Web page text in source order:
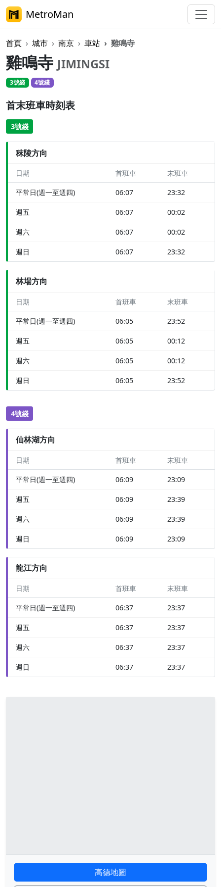
MetroMan
首頁 城市 南京 車站 雞鳴寺
雞鳴寺 JIMINGSI
3號綫 4號綫
首末班車時刻表
3號綫
秣陵方向
日期 首班車 末班車
平常日(週一至週四) 06:07 23:32
週五 06:07 00:02
週六 06:07 00:02
週日 06:07 23:32
林場方向
日期 首班車 末班車
平常日(週一至週四) 06:05 23:52
週五 06:05 00:12
週六 06:05 00:12
週日 06:05 23:52
4號綫
仙林湖方向
日期 首班車 末班車
平常日(週一至週四) 06:09 23:09
週五 06:09 23:39
週六 06:09 23:39
週日 06:09 23:09
龍江方向
日期 首班車 末班車
平常日(週一至週四) 06:37 23:37
週五 06:37 23:37
週六 06:37 23:37
週日 06:37 23:37
高德地圖